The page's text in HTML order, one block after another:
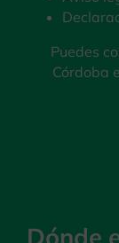
Puedes
Córdoba
Dónde